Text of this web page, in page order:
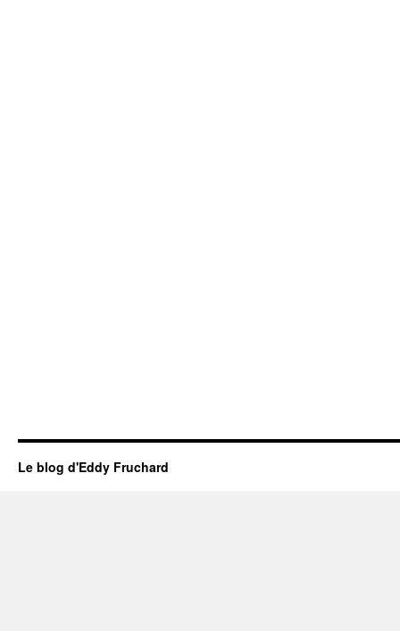
Le blog d'Eddy Fruchard